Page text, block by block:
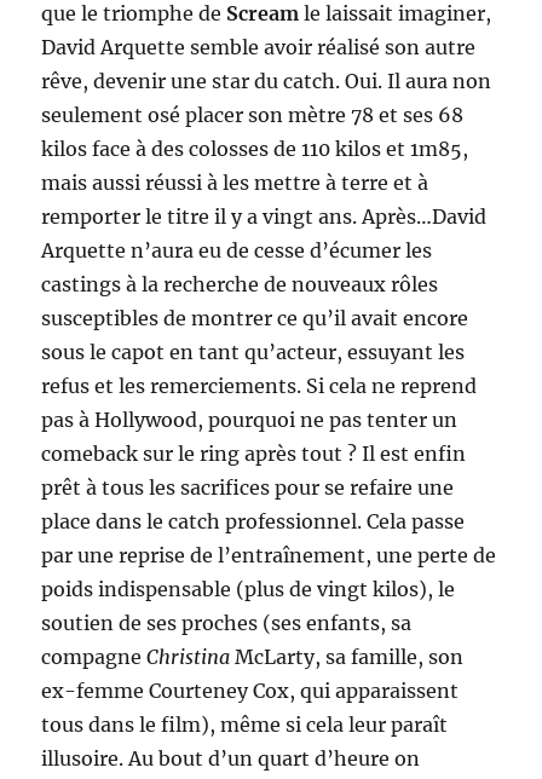
que le triomphe de Scream le laissait imaginer,
David Arquette semble avoir réalisé son autre
rêve, devenir une star du catch. Oui. Il aura non
seulement osé placer son mètre 78 et ses 68
kilos face à des colosses de 110 kilos et 1m85,
mais aussi réussi à les mettre à terre et à
remporter le titre il y a vingt ans. Après…David
Arquette n’aura eu de cesse d’écumer les
castings à la recherche de nouveaux rôles
susceptibles de montrer ce qu’il avait encore
sous le capot en tant qu’acteur, essuyant les
refus et les remerciements. Si cela ne reprend
pas à Hollywood, pourquoi ne pas tenter un
comeback sur le ring après tout ? Il est enfin
prêt à tous les sacrifices pour se refaire une
place dans le catch professionnel. Cela passe
par une reprise de l’entraînement, une perte de
poids indispensable (plus de vingt kilos), le
soutien de ses proches (ses enfants, sa
compagneChristina McLarty, sa famille, son
ex-femme Courteney Cox, qui apparaissent
tous dans le film), même si cela leur paraît
illusoire. Au bout d’un quart d’heure on